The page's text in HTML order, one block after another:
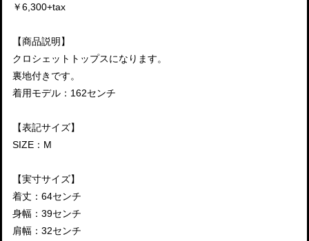
￥6,300+tax
【商品説明】
クロシェットトップスになります。
裏地付きです。
着用モデル：162センチ
【表記サイズ】
SIZE：M
【実寸サイズ】
着丈：64センチ
身幅：39センチ
肩幅：32センチ